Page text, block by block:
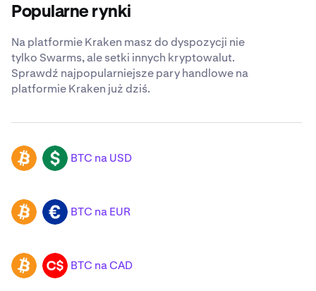
Popularne rynki
Na platformie Kraken masz do dyspozycji nie
tylko Swarms, ale setki innych kryptowalut.
Sprawdź najpopularniejsze pary handlowe na
platformie Kraken już dziś.
BTC USD BTC na USD
BTC EUR BTC na EUR
BTC CAD BTC na CAD